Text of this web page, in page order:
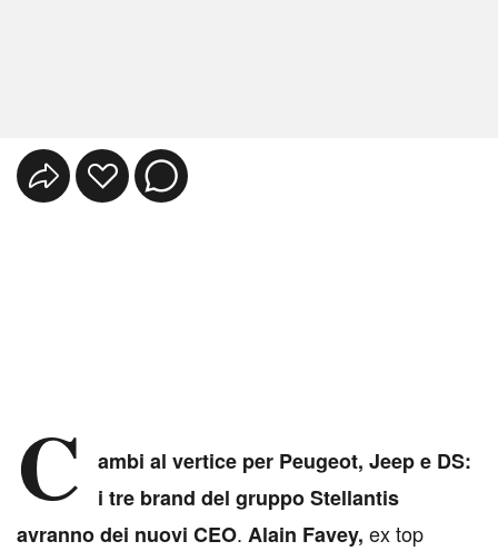
C
ambi al vertice per Peugeot, Jeep e DS:
i tre brand del gruppo Stellantis
avranno dei nuovi CEO. Alain Favey, ex top